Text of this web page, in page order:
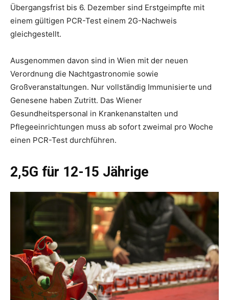
Übergangsfrist bis 6. Dezember sind Erstgeimpfte mit
einem gültigen PCR-Test einem 2G-Nachweis
gleichgestellt.
Ausgenommen davon sind in Wien mit der neuen
Verordnung die Nachtgastronomie sowie
Großveranstaltungen. Nur vollständig Immunisierte und
Genesene haben Zutritt. Das Wiener
Gesundheitspersonal in Krankenanstalten und
Pflegeeinrichtungen muss ab sofort zweimal pro Woche
einen PCR-Test durchführen.
2,5G für 12-15 Jährige